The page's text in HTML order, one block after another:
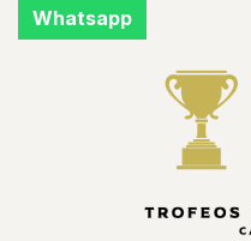
Whatsapp